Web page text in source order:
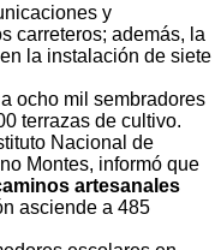
y
carreteros; además, la
la instalación de siete
ocho mil sembradores
terrazas de cultivo.
Nacional de
Montes, informó que
artesanales
asciende a 485